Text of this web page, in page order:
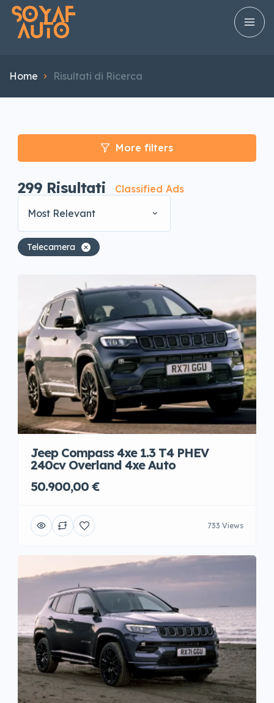
Home Risultati di Ricerca
More filters
299 Risultati
Classified Ads
Most Relevant
Telecamera
Jeep Compass 4xe 1.3 T4 PHEV
240cv Overland 4xe Auto
50.900,00 €
733 Views